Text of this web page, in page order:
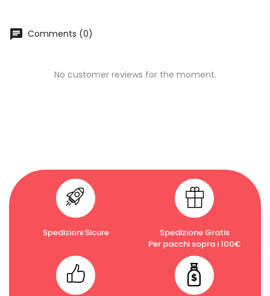
chat Comments (0)
No customer reviews for the moment.
Spedizioni Sicure
Spedizione Gratis
Per pacchi sopra i 100€